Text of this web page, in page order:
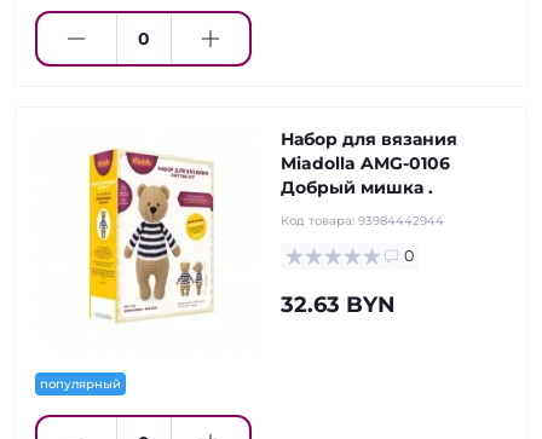
популярный
Набор для вязания
Miadolla AMG-0106
Добрый мишка .
Код товара: 93984442944
0
32.63 BYN